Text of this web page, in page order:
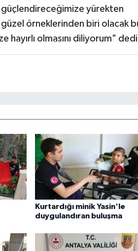
yürekten
güzel örneklerinden biri olacak
olmasını diliyorum"
Kurtardığı minik Yasin'le
duygulandıran buluşma